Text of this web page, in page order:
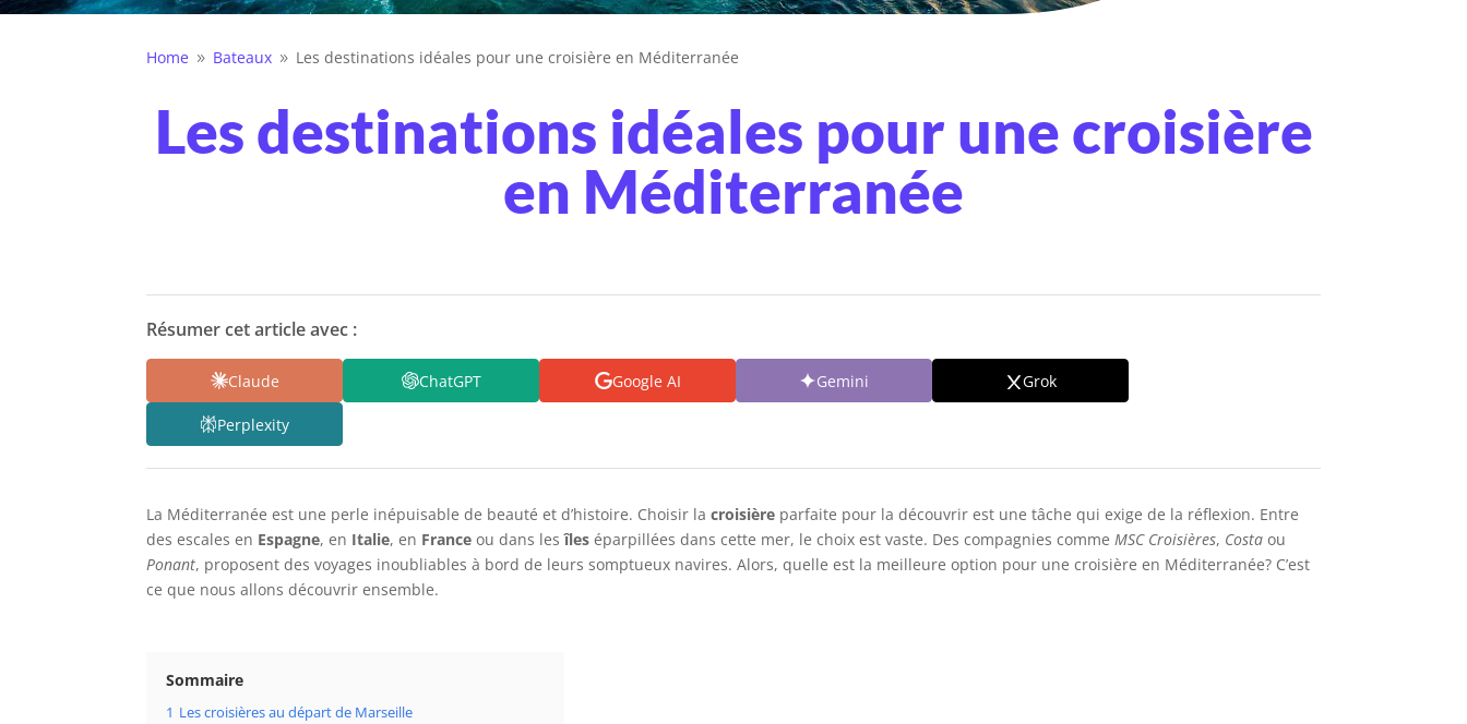
Home 9 Bateaux 9 Les destinations idéales pour une croisière en Méditerranée
Les destinations idéales pour une croisière
en Méditerranée
Résumer cet article avec :
Claude ChatGPT Google AI Gemini Grok
Perplexity
La Méditerranée est une perle inépuisable de beauté et d’histoire. Choisir lacroisière parfaite pour la découvrir est une tâche qui exige de la réflexion. Entre
des escales en Espagne, en Italie, en France ou dans lesîles éparpillées dans cette mer, le choix est vaste. Des compagnies commeMSC Croisières, Costa ou
Ponant, proposent des voyages inoubliables à bord de leurs somptueux navires. Alors, quelle est la meilleure option pour une croisière en Méditerranée? C’est
ce que nous allons découvrir ensemble.
Sommaire
1 Les croisières au départ de Marseille